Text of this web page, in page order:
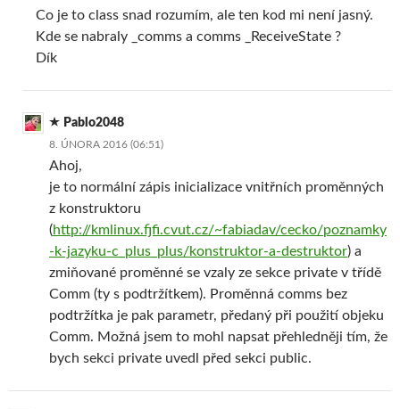
Co je to class snad rozumím, ale ten kod mi není jasný.
Kde se nabraly _comms a comms _ReceiveState ?
Dík
Pablo2048
8. ÚNORA 2016 (06:51)
Ahoj,
je to normální zápis inicializace vnitřních proměnných
z konstruktoru
(http://kmlinux.fjfi.cvut.cz/~fabiadav/cecko/poznamky
-k-jazyku-c_plus_plus/konstruktor-a-destruktor) a
zmiňované proměnné se vzaly ze sekce private v třídě
Comm (ty s podtržítkem). Proměnná comms bez
podtržítka je pak parametr, předaný při použití objeku
Comm. Možná jsem to mohl napsat přehledněji tím, že
bych sekci private uvedl před sekci public.